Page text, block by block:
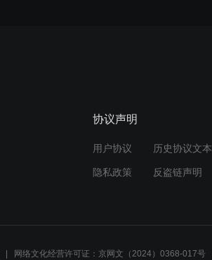
协议声明
用户协议 历史协议文本
隐私政策 反盗链声明
网络文化经营许可证：京网文（2024）0368-017号